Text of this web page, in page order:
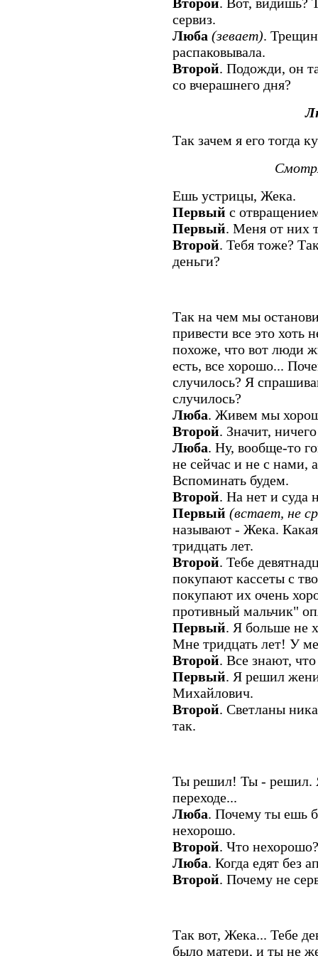
сервиз.
Люба (зевает).
распаковывала.
Второй. Подожди, он
со вчерашнего дня?
Так зачем я его тогда
Ешь устрицы, Жека.
Первый с
Первый. Меня от них
Второй. Тебя тоже?
деньги?
Так на чем мы
привести все это хоть
похоже, что вот люди
есть, все хорошо...
случилось? Я
случилось?
Люба. Живем мы
Второй. Значит,
Люба. Ну, вообще-то
не сейчас и не с нами,
Вспоминать будем.
Второй. На нет и суда
Первый (встает, не
называют - Жека.
тридцать лет.
Второй. Тебе
покупают кассеты с
покупают их очень
противный мальчик"
Первый. Я больше не
Мне тридцать лет! У
Второй. Все знают,
Первый. Я решил
Михайлович.
Второй. Светланы
так.
Ты решил! Ты - решил.
переходе...
Люба. Почему ты ешь
нехорошо.
Второй. Что нехорошо?
Люба. Когда едят без
Второй. Почему не
Так вот, Жека... Тебе
было матери, и ты не